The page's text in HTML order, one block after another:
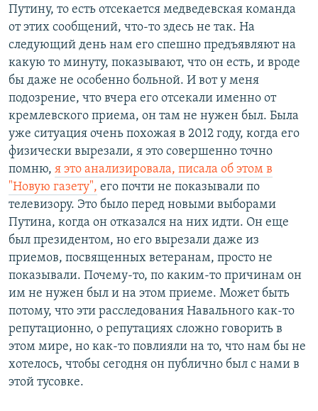
Путину, то есть отсекается медведевская команда
от этих сообщений, что-то здесь не так. На
следующий день нам его спешно предъявляют на
какую то минуту, показывают, что он есть, и вроде
бы даже не особенно больной. И вот у меня
подозрение, что вчера его отсекали именно от
кремлевского приема, он там не нужен был. Была
уже ситуация очень похожая в 2012 году, когда его
физически вырезали, я это совершенно точно
помню, я это анализировала, писала об этом в
"Новую газету", его почти не показывали по
телевизору. Это было перед новыми выборами
Путина, когда он отказался на них идти. Он еще
был президентом, но его вырезали даже из
приемов, посвященных ветеранам, просто не
показывали. Почему-то, по каким-то причинам он
им не нужен был и на этом приеме. Может быть
потому, что эти расследования Навального как-то
репутационно, о репутациях сложно говорить в
этом мире, но как-то повлияли на то, что нам бы не
хотелось, чтобы сегодня он публично был с нами в
этой тусовке.